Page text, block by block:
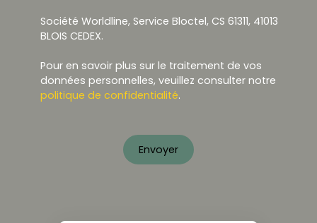
Société Worldline, Service Bloctel, CS 61311, 41013
BLOIS CEDEX.
Pour en savoir plus sur le traitement de vos
données personnelles, veuillez consulter notre
politique de confidentialité.
Envoyer